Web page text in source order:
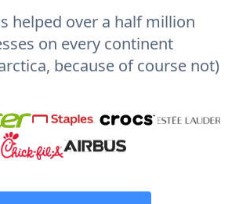
helped over a half million
on every continent
because of course not)